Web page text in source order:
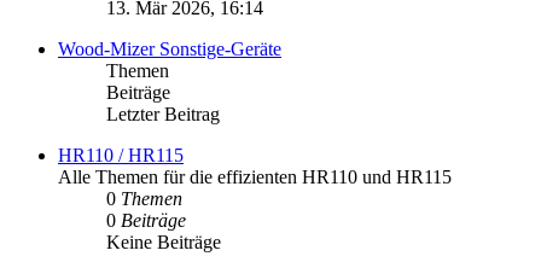
13. Mär 2026, 16:14
Wood-Mizer Sonstige-Geräte
Themen
Beiträge
Letzter Beitrag
HR110 / HR115
Alle Themen für die effizienten HR110 und HR115
0 Themen
0 Beiträge
Keine Beiträge